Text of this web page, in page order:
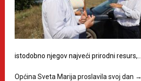
istodobno njegov najveći prirodni resurs,…
Općina Sveta Marija proslavila svoj dan →